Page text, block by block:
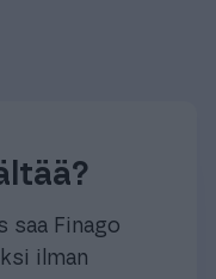
Finago
ilman